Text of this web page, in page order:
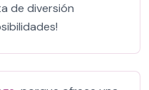
de diversión